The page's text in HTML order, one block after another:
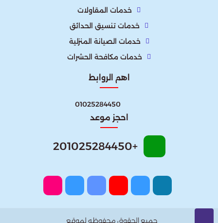
خدمات المقاولات
خدمات تنسيق الحدائق
خدمات الصيانة المنزلية
خدمات مكافحة الحشرات
اهم الروابط
01025284450
احجز موعد
+201025284450
جميع الحقوق محفوظه لموقع